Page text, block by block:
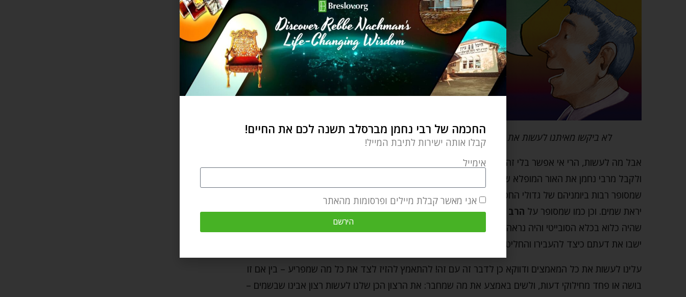
לא ביקשו מאיתנו לעשות את הבלתי אפשרי, אלא לעשות פעולה קלה ופשוט לדבר זה עם זה!…
אבל מה לעשות, הרי אי אפשר בלי זה! אנו זקוקים לנקודה זו מאוד אם אנחנו רוצים לחזור לאוצרות שלנו ולשוב
ולקבל מרבי נחמן את האור המופלא של הגאולה, כפי שזכו אלו שכן עסקו בתמימות ובכנות בשיחת חברים, כמו
שמסופר רבות ביומניהם של גדולי החסידים בדור הקודם, כמה הרבו לדבר יחד על הדבר הכי חשוב ויקר להם –
יראת שמים. וכן כמו שמסופר על הרב לוי יצחק בנדרז"ל, שרוב ימיו לא הפסיד קימת חצות, מלבד פעם אחת
שהיה כלוא בכלא הסובייטי והיה נראה לו ולחברו
ז"ל שזה הלילה האחרון של חייהם, והם
ישבו את דעתם כיצד להעבירו והחליטו שלילה כזה עדיף להעביר בשיחת חברים מאשר בקימת חצות…
עלינו לעשות את כל המאמצים ודווקא כן לדבר זה עם זה! להתאמץ להזיז לצד את כל מה שמפריע – בין אם זו
בושה או פחד מחילוקי דעות, ולשים באמצע את מה שמחבר: את הרצון הכן שלנו לעשות רצון אבינו שבשמים –
החכמה של רבי נחמן מברסלב תשנה לכם את החיים!
קבלו אותה ישירות לתיבת המייל!
אימייל
אני מאשר קבלת מיילים ופרסומות מהאתר
הירשם